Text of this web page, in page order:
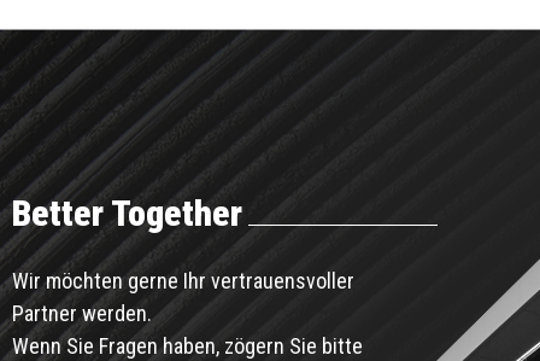
Better Together
Wir möchten gerne Ihr vertrauensvoller
Partner werden.
Wenn Sie Fragen haben, zögern Sie bitte